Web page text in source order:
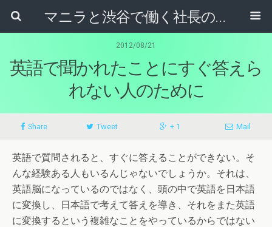
マニラと渋谷で働く社長のブログ
2012/08/21
英語で聞かれたことにすぐ答えら
れない人のために
Share Tweet + 1 Mail
英語で質問されると、すぐに答えることができない。そ
んな経験ある人もいるんじゃないでしょうか。それは、
英語脳になっているのではなく、頭の中で英語を日本語
に変換し、日本語で考えて答えを導き、それをまた英語
に変換するという複雑なことをやっているからではない